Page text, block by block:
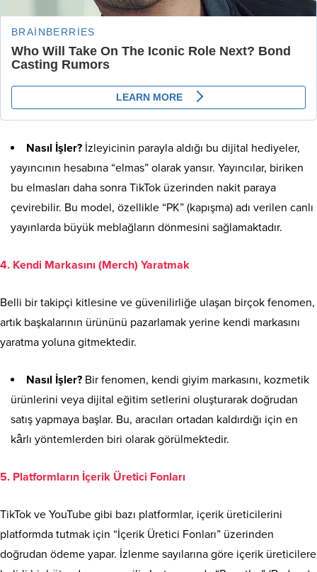
Nasıl İşler? İzleyicinin parayla aldığı bu dijital hediyeler,
yayıncının hesabına “elmas” olarak yansır. Yayıncılar, biriken
bu elmasları daha sonra TikTok üzerinden nakit paraya
çevirebilir. Bu model, özellikle “PK” (kapışma) adı verilen canlı
yayınlarda büyük meblağların dönmesini sağlamaktadır.
4. Kendi Markasını (Merch) Yaratmak
Belli bir takipçi kitlesine ve güvenilirliğe ulaşan birçok fenomen,
artık başkalarının ürününü pazarlamak yerine kendi markasını
yaratma yoluna gitmektedir.
Nasıl İşler? Bir fenomen, kendi giyim markasını, kozmetik
ürünlerini veya dijital eğitim setlerini oluşturarak doğrudan
satış yapmaya başlar. Bu, aracıları ortadan kaldırdığı için en
kârlı yöntemlerden biri olarak görülmektedir.
5. Platformların İçerik Üretici Fonları
TikTok ve YouTube gibi bazı platformlar, içerik üreticilerini
platformda tutmak için “İçerik Üretici Fonları” üzerinden
doğrudan ödeme yapar. İzlenme sayılarına göre içerik üreticilere